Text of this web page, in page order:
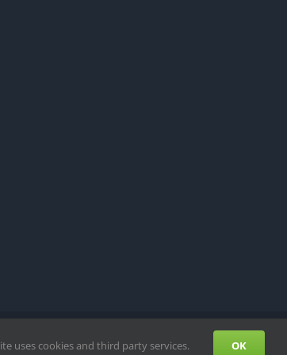
uses cookies and third party services. OK